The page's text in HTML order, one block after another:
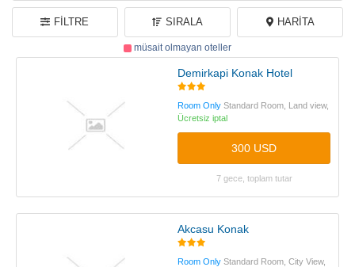
müsait olmayan oteller
FILTRE SIRALA HARITA
Demirkapi Konak Hotel
Room Only Standard Room, Land view,
Ücretsiz iptal
300 USD
7 gece, toplam tutar
Akcasu Konak
Room Only Standard Room, City View,